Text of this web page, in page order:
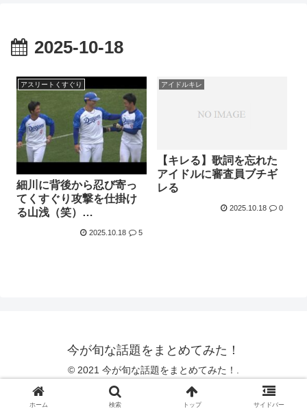
2025-10-18
アスリートくすぐり
細川に背後から忍び寄っ
てくすぐり攻撃を仕掛け
る山浅（笑）
2025.10.18 5
アイドルキレ
【キレる】歌詞を忘れた
アイドルに審査員ブチギ
レる
2025.10.18 0
今が旬な話題をまとめてみた！
© 2021 今が旬な話題をまとめてみた！.
ホーム 検索 トップ サイドバー